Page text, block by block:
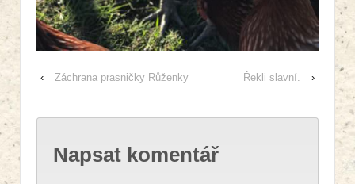
‹ Záchrana prasničky Růženky Řekli slavní. ›
Napsat komentář